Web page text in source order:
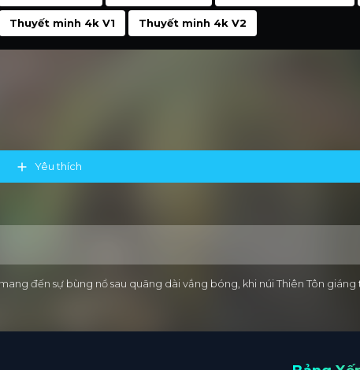
Thuyết minh 4k V1 Thuyết minh 4k V2
Yêu thích
đến sự bùng nổ sau quãng dài vắng bóng, khi núi Thiên Tôn giáng